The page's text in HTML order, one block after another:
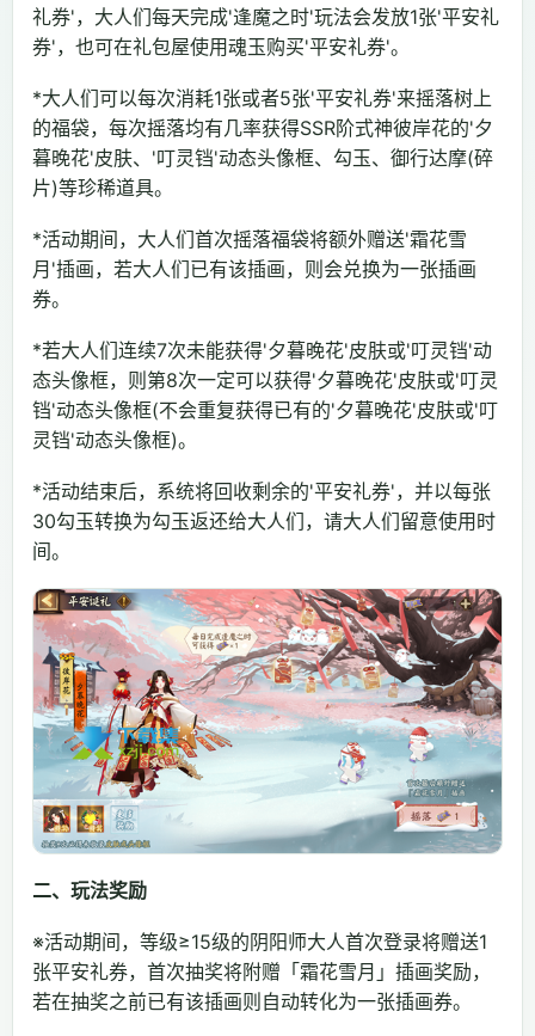
礼券'，大人们每天完成'逢魔之时'玩法会发放1张'平安礼
券'，也可在礼包屋使用魂玉购买'平安礼券'。
*大人们可以每次消耗1张或者5张'平安礼券'来摇落树上
的福袋，每次摇落均有几率获得SSR阶式神彼岸花的'夕
暮晚花'皮肤、'叮灵铛'动态头像框、勾玉、御行达摩(碎
片)等珍稀道具。
*活动期间，大人们首次摇落福袋将额外赠送'霜花雪
月'插画，若大人们已有该插画，则会兑换为一张插画
券。
*若大人们连续7次未能获得'夕暮晚花'皮肤或'叮灵铛'动
态头像框，则第8次一定可以获得'夕暮晚花'皮肤或'叮灵
铛'动态头像框(不会重复获得已有的'夕暮晚花'皮肤或'叮
灵铛'动态头像框)。
*活动结束后，系统将回收剩余的'平安礼券'，并以每张
30勾玉转换为勾玉返还给大人们，请大人们留意使用时
间。
二、玩法奖励
※活动期间，等级≥15级的阴阳师大人首次登录将赠送1
张平安礼券，首次抽奖将附赠「霜花雪月」插画奖励，
若在抽奖之前已有该插画则自动转化为一张插画券。